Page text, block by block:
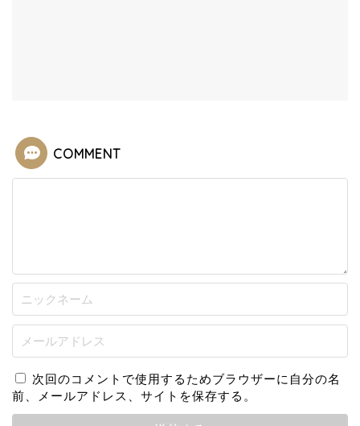
COMMENT
次回のコメントで使用するためブラウザーに自分の名
前、メールアドレス、サイトを保存する。